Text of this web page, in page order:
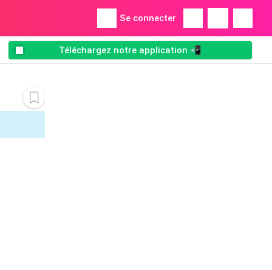
Se connecter
Téléchargez notre application 📲